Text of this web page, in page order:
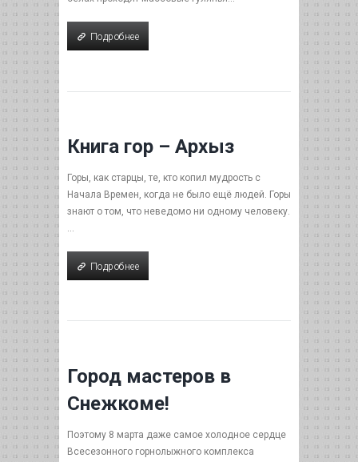
Подробнее
Книга гор – Архыз
Горы, как старцы, те, кто копил мудрость с
Начала Времен, когда не было ещё людей. Горы
знают о том, что неведомо ни одному человеку.
...
Подробнее
Город мастеров в
Снежкоме!
Поэтому 8 марта даже самое холодное сердце
Всесезонного горнолыжного комплекса